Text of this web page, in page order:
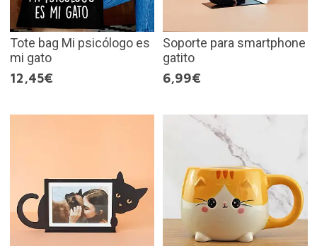
Tote bag Mi psicólogo es
mi gato
12,45€
Soporte para smartphone
gatito
6,99€